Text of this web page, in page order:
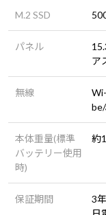
M.2 SSD
パネル
ア
無線
本体重量(標準
バッテリー使用
時)
約
保証期間
3